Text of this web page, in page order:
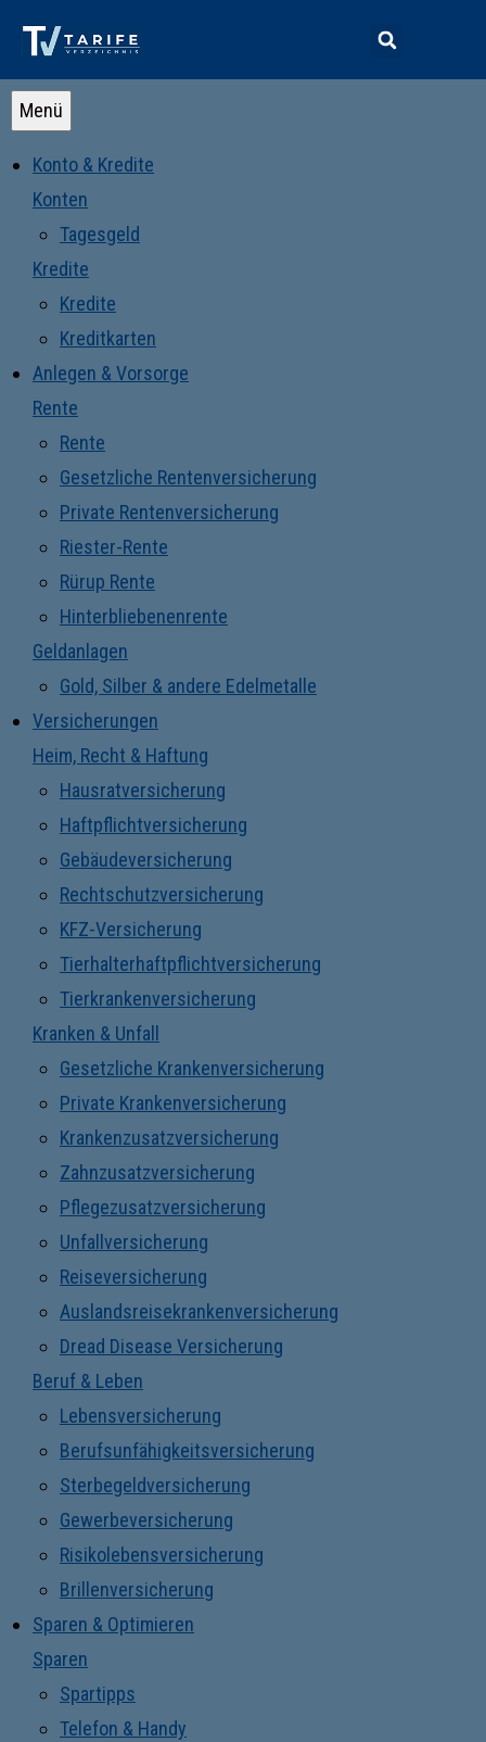
Menü
Konto & Kredite
Konten
Tagesgeld
Kredite
Kredite
Kreditkarten
Anlegen & Vorsorge
Rente
Rente
Gesetzliche Rentenversicherung
Private Rentenversicherung
Riester-Rente
Rürup Rente
Hinterbliebenenrente
Geldanlagen
Gold, Silber & andere Edelmetalle
Versicherungen
Heim, Recht & Haftung
Hausratversicherung
Haftpflichtversicherung
Gebäudeversicherung
Rechtschutzversicherung
KFZ-Versicherung
Tierhalterhaftpflichtversicherung
Tierkrankenversicherung
Kranken & Unfall
Gesetzliche Krankenversicherung
Private Krankenversicherung
Krankenzusatzversicherung
Zahnzusatzversicherung
Pflegezusatzversicherung
Unfallversicherung
Reiseversicherung
Auslandsreisekrankenversicherung
Dread Disease Versicherung
Beruf & Leben
Lebensversicherung
Berufsunfähigkeitsversicherung
Sterbegeldversicherung
Gewerbeversicherung
Risikolebensversicherung
Brillenversicherung
Sparen & Optimieren
Sparen
Spartipps
Telefon & Handy